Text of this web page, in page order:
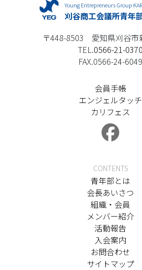
Young Entrepreneurs Group
刈谷商工会議所青年
〒448-8503 愛知県刈谷市
TEL.0566-21-0370
FAX.0566-24-6049
会員手帳
エンジェルタッチ
カリフェス
CONTENTS
青年部とは
会長あいさつ
組織・会員
メンバー紹介
活動報告
入会案内
お問合わせ
サイトマップ